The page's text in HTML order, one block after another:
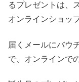
るプレゼントは、
オンラインショッ
届くメールにバウ
で、オンラインで